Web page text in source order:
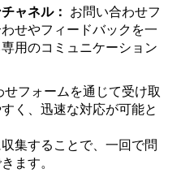
ャネル：
お問い合わせフ
せやフィードバックを一
用のコミュニケーション
せフォームを通じて受け取
く、迅速な対応が可能と
集することで、一回で問
ます。